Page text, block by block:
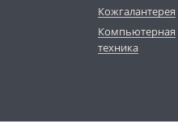
Кожгалантерея
Компьютерная
техника